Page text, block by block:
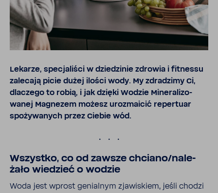
Lekarze, specja­liści w dzie­dzinie zdrowia i fitnessu
zale­cają picie dużej ilości wody. My zdra­dzimy Ci,
dlaczego to robią, i jak dzięki Wodzie Mine­ra­li­zo­
wanej Magnezem możesz uroz­ma­icić reper­tuar
spoży­wa­nych przez Ciebie wód.
.
Wszystko, co od zawsze chciano/nale­
żało wiedzieć o wodzie
Woda jest wprost genialnym zjawi­skiem, jeśli chodzi